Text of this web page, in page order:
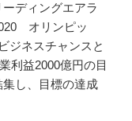
ーディングエアラ
オリンピッ
ジネスチャンスと
利益2000億円の目
し、目標の達成